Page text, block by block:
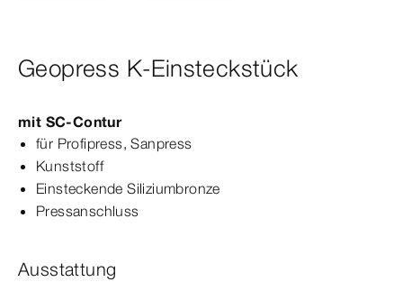
Geopress K-Einsteckstück
mit SC‑Contur
für Profipress, Sanpress
Kunststoff
Einsteckende Siliziumbronze
Press­anschluss
Ausstattung